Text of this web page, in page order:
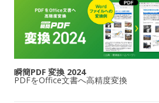
瞬簡PDF 変換 2024
PDFをOffice文書へ高精度変換